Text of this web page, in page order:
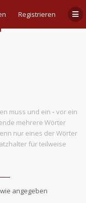
Registrieren
muss und ein - vor ein
mehrere Wörter
nur eines der Wörter
für teilweise
angegeben